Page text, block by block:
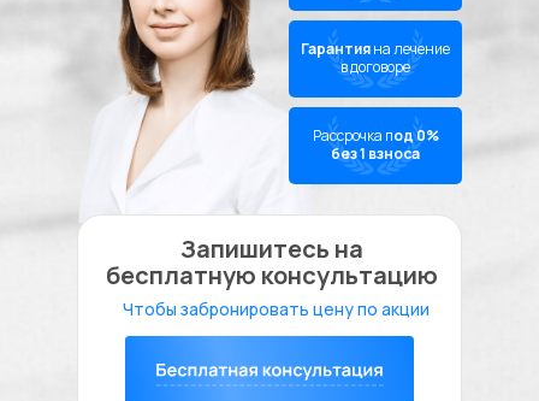
Запишитесь на
бесплатную консультацию
Гарантияна лечение
в договоре
Рассрочка под 0%
без 1 взноса
Чтобы забронировать цену по акции